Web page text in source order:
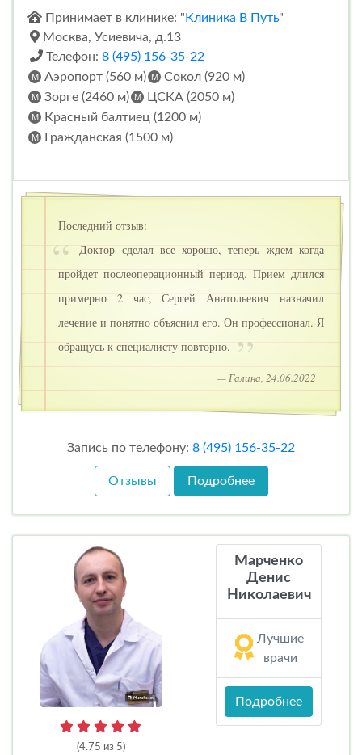
Принимает в клинике: " Клиника В Путь"
Москва, Усиевича, д.13
Телефон: 8 (495) 156-35-22
Аэропорт (560 м)
Сокол (920 м)
Зорге (2460 м)
ЦСКА (2050 м)
Красный балтиец (1200 м)
Гражданская (1500 м)
Последний отзыв:
Доктор сделал все хорошо, теперь ждем когда
пройдет послеоперационный период. Прием длился
примерно 2 час, Сергей Анатольевич назначил
лечение и понятно объяснил его. Он профессионал. Я
обращусь к специалисту повторно.
— Галина, 24.06.2022
Запись по телефону: 8 (495) 156-35-22
Отзывы Подробнее
(4.75 из 5)
Марченко
Денис
Николаевич
Лучшие
врачи
Подробнее